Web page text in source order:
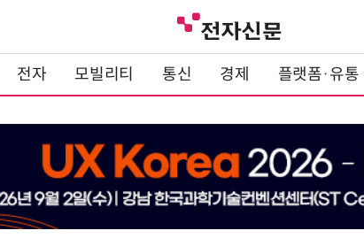
전자 모빌리티 통신 경제 플랫폼·유통